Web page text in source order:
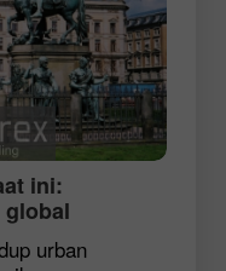
ini:
global
urban